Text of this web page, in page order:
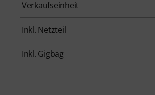
Verkaufseinheit
Inkl. Netzteil
Inkl. Gigbag